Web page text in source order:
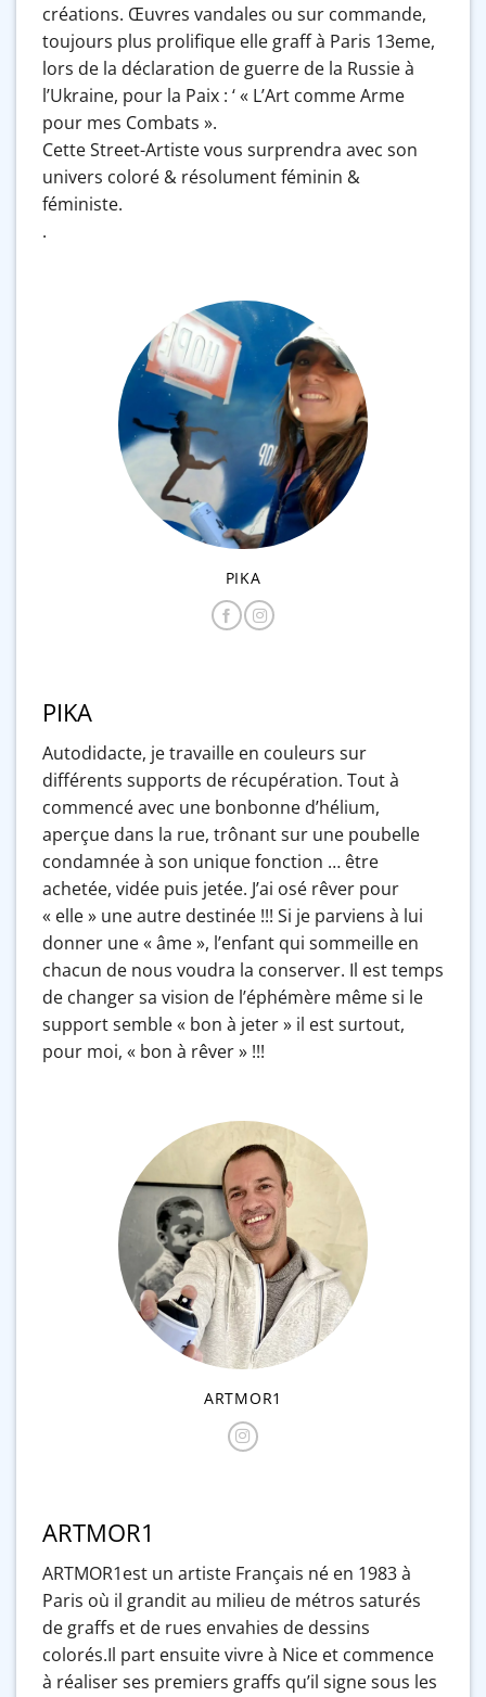
créations. Œuvres vandales ou sur commande,
toujours plus prolifique elle graff à Paris 13eme,
lors de la déclaration de guerre de la Russie à
l’Ukraine, pour la Paix : ‘ « L’Art comme Arme
pour mes Combats ».
Cette Street-Artiste vous surprendra avec son
univers coloré & résolument féminin &
féministe.
.
PIKA
Autodidacte, je travaille en couleurs sur
différents supports de récupération. Tout à
commencé avec une bonbonne d’hélium,
aperçue dans la rue, trônant sur une poubelle
condamnée à son unique fonction … être
achetée, vidée puis jetée. J’ai osé rêver pour
« elle » une autre destinée !!! Si je parviens à lui
donner une « âme », l’enfant qui sommeille en
chacun de nous voudra la conserver. Il est temps
de changer sa vision de l’éphémère même si le
support semble « bon à jeter » il est surtout,
pour moi, « bon à rêver » !!!
PIKA
ARTMOR1
ARTMOR1
ARTMOR1est un artiste Français né en 1983 à
Paris où il grandit au milieu de métros saturés
de graffs et de rues envahies de dessins
colorés.Il part ensuite vivre à Nice et commence
à réaliser ses premiers graffs qu’il signe sous les